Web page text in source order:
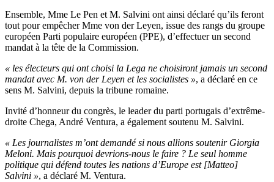
Ensemble, Mme Le Pen et M. Salvini ont ainsi déclaré qu’ils feront
tout pour empêcher Mme von der Leyen, issue des rangs du groupe
européen Parti populaire européen (PPE), d’effectuer un second
mandat à la tête de la Commission.
« les électeurs qui ont choisi la Lega ne choisiront jamais un second
mandat avec M. von der Leyen et les socialistes », a déclaré en ce
sens M. Salvini, depuis la tribune romaine.
Invité d’honneur du congrès, le leader du parti portugais d’extrême-
droite Chega, André Ventura, a également soutenu M. Salvini.
« Les journalistes m’ont demandé si nous allions soutenir Giorgia
Meloni. Mais pourquoi devrions-nous le faire ? Le seul homme
politique qui défend toutes les nations d’Europe est [Matteo]
Salvini », a déclaré M. Ventura.